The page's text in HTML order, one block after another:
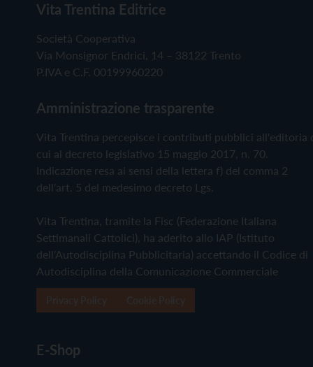
Vita Trentina Editrice
Società Cooperativa
Via Monsignor Endrici, 14 – 38122 Trento
P.IVA e C.F. 00199960220
Amministrazione trasparente
Vita Trentina percepisce i contributi pubblici all'editoria
cui al decreto legislativo 15 maggio 2017, n. 70.
Indicazione resa ai sensi della lettera f) del comma 2
dell'art. 5 del medesimo decreto Lgs.
Vita Trentina, tramite la Fisc (Federazione Italiana
Settimanali Cattolici), ha aderito allo IAP (Istituto
dell'Autodisciplina Pubblicitaria) accettando il Codice di
Autodisciplina della Comunicazione Commerciale
E-Shop